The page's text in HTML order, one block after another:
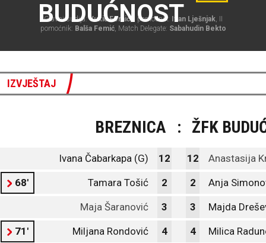
BUDUĆNOST
Glavni sudija:Vukić Femić, I pomoćnik: Ivan Lješnjak, II
pomoćnik: Balša Femić, Match Delegate: Sabahudin Bekto
IZVJEŠTAJ
BREZNICA : ŽFK
Ivana Čabarkapa (G) 12 12 Anastasija
68' Tamara Tošić 2 2 Anja
Maja Šaranović 3 3 Majda
71' Miljana Rondović 4 4 Milica